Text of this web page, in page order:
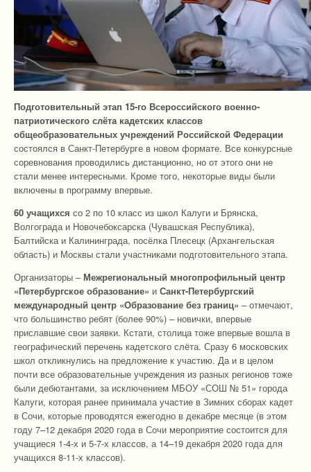
Подготовительный этап 15-го Всероссийского военно-
патриотического слёта кадетских классов
общеобразовательных учреждений Российской Федерации
состоялся в Санкт-Петербурге в новом формате. Все конкурсные
соревнования проводились дистанционно, но от этого они не
стали менее интересными. Кроме того, некоторые виды были
включены в программу впервые.
60 учащихся со 2 по 10 класс из школ Калуги и Брянска,
Волгограда и Новочебоксарска (Чувашская Республика),
Балтийска и Калининграда, посёлка Плесецк (Архангельская
область) и Москвы стали участниками подготовительного этапа.
Организаторы – Межрегиональный многопрофильный центр
«Петербургское образование» и Санкт-Петербургский
международный центр «Образование без границ» – отмечают,
что большинство ребят (более 90%) – новички, впервые
приславшие свои заявки. Кстати, столица тоже впервые вошла в
географический перечень кадетского слёта. Сразу 6 московских
школ откликнулись на предложение к участию. Да и в целом
почти все образовательные учреждения из разных регионов тоже
были дебютантами, за исключением МБОУ «СОШ № 51» города
Калуги, которая ранее принимала участие в Зимних сборах кадет
в Сочи, которые проводятся ежегодно в декабре месяце (в этом
году 7–12 декабря 2020 года в Сочи мероприятие состоится для
учащиеся 1-4-х и 5-7-х классов, а 14–19 декабря 2020 года для
учащихся 8-11-х классов).